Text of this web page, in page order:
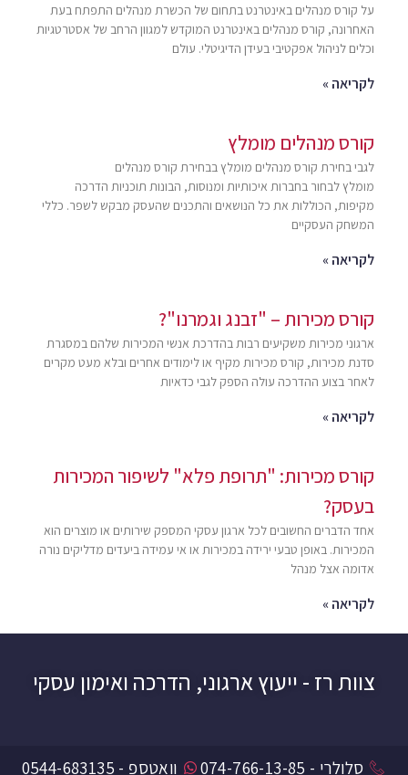
על קורס מנהלים באינטרנט בתחום של הכשרת מנהלים התפתח בעת
האחרונה, קורס מנהלים באינטרנט המוקדש למגוון הרחב של אסטרטגיות
וכלים לניהול אפקטיבי בעידן הדיגיטלי. עולם
לקריאה »
קורס מנהלים מומלץ
לגבי בחירת קורס מנהלים מומלץ בבחירת קורס מנהלים
מומלץ לבחור בחברות איכותיות ומנוסות, הבונות תוכניות הדרכה
מקיפות, הכוללות את כל הנושאים והתכנים שהעסק מבקש לשפר. כללי
המשחק העסקיים
לקריאה »
קורס מכירות – "זבנג וגמרנו"?
ארגוני מכירות משקיעים רבות בהדרכת אנשי המכירות שלהם במסגרת
סדנת מכירות, קורס מכירות מקיף או לימודים אחרים ובלא מעט מקרים
לאחר בצוע ההדרכה עולה הספק לגבי כדאיות
לקריאה »
קורס מכירות: "תרופת פלא" לשיפור המכירות
בעסק?
אחד הדברים החשובים לכל ארגון עסקי המספק שירותים או מוצרים הוא
המכירות. באופן טבעי ירידה במכירות או אי עמידה ביעדים מדליקים נורה
אדומה אצל מנהל
לקריאה »
צוות רז - ייעוץ ארגוני, הדרכה ואימון עסקי
סלולרי - 074-766-13-85 וואטספ - 0544-683135